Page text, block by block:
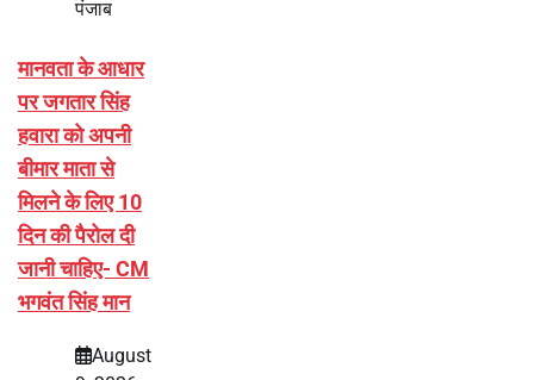
पंजाब
मानवता के आधार
पर जगतार सिंह
हवारा को अपनी
बीमार माता से
मिलने के लिए 10
दिन की पैरोल दी
जानी चाहिए- CM
भगवंत सिंह मान
August